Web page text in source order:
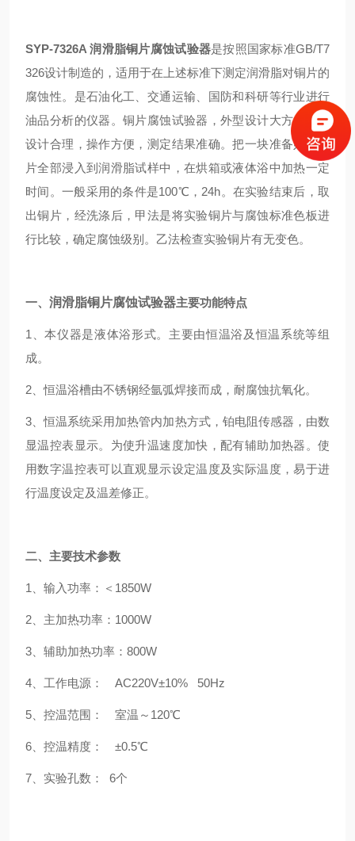
SYP-7326A润滑脂铜片腐蚀试验器是按照国家标准GB/T7
326设计制造的，适用于在上述标准下测定润滑脂对铜片的
腐蚀性。是石油化工、交通运输、国防和科研等行业进行
油品分析的仪器。铜片腐蚀试验器，外型设计大方，结构
设计合理，操作方便，测定结果准确。把一块准备好的铜
片全部浸入到润滑脂试样中，在烘箱或液体浴中加热一定
时间。一般采用的条件是100℃，24h。在实验结束后，取
出铜片，经洗涤后，甲法是将实验铜片与腐蚀标准色板进
行比较，确定腐蚀级别。乙法检查实验铜片有无变色。
一、 润滑脂铜片腐蚀试验器主要功能特点
1、本仪器是液体浴形式。主要由恒温浴及恒温系统等组
成。
2、恒温浴槽由不锈钢经氩弧焊接而成，耐腐蚀抗氧化。
3、恒温系统采用加热管内加热方式，铂电阻传感器，由数
显温控表显示。为使升温速度加快，配有辅助加热器。使
用数字温控表可以直观显示设定温度及实际温度，易于进
行温度设定及温差修正。
二、主要技术参数
1、输入功率：＜1850W
2、主加热功率：1000W
3、辅助加热功率：800W
4、工作电源： AC220V±10% 50Hz
5、控温范围： 室温～120℃
6、控温精度： ±0.5℃
7、实验孔数： 6个